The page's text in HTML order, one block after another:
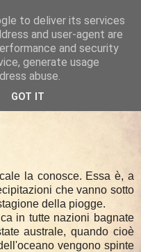
la conosce. Essa è, a
che vanno sotto
della piogge.
in tutte nazioni bagnate
australe, quando cioè
vengono spinte
to deliver its services
and user-agent are
and security
generate usage
abuse.
GOT IT